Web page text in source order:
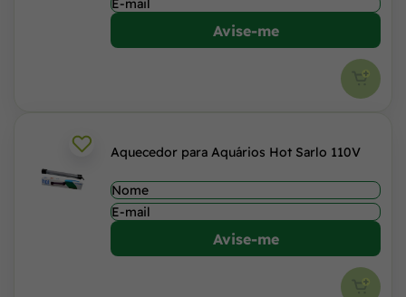
Avise-me
Aquecedor para Aquários Hot Sarlo 110V
Avise-me